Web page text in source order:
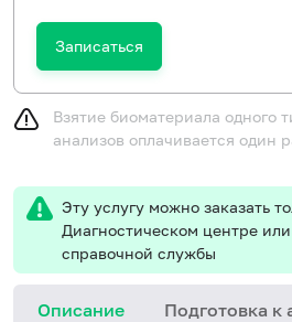
Записаться
Взятие биоматериала одного
анализов оплачивается один
Эту услугу можно заказать
Диагностическом центре
справочной службы
Описание Подготовка к